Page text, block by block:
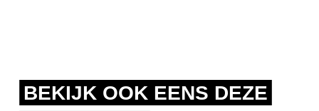
BEKIJK OOK EENS DEZE